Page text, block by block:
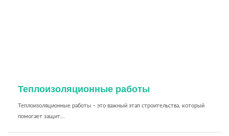
Теплоизоляционные работы
Теплоизоляционные работы – это важный этап строительства, который
помогает защит...